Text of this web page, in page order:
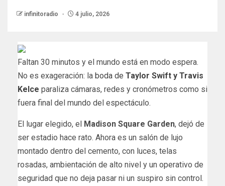
infinitoradio 4 julio, 2026
Faltan 30 minutos y el mundo está en modo espera.
No es exageración: la boda de Taylor Swift y Travis
Kelce paraliza cámaras, redes y cronómetros como si
fuera final del mundo del espectáculo.
El lugar elegido, el Madison Square Garden, dejó de
ser estadio hace rato. Ahora es un salón de lujo
montado dentro del cemento, con luces, telas
rosadas, ambientación de alto nivel y un operativo de
seguridad que no deja pasar ni un suspiro sin control.